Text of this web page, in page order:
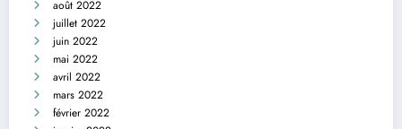
août 2022
juillet 2022
juin 2022
mai 2022
avril 2022
mars 2022
février 2022